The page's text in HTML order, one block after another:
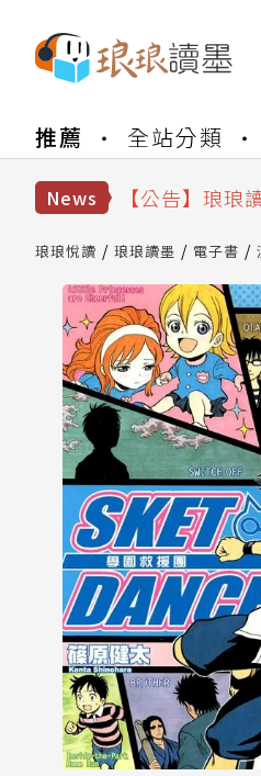
推薦 全站分類
News
【公告】琅琅
【公告】琅琅
【公告】琅琅
琅琅悅讀 琅琅讀墨 電子書